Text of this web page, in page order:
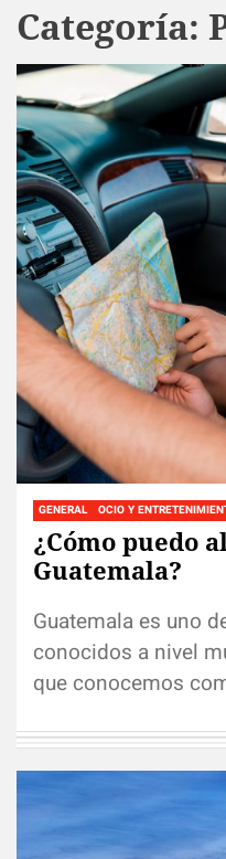
Categoría:
GENERAL OCIO Y
¿Cómo puedo
Guatemala?
Guatemala es uno
conocidos a nivel
que conocemos